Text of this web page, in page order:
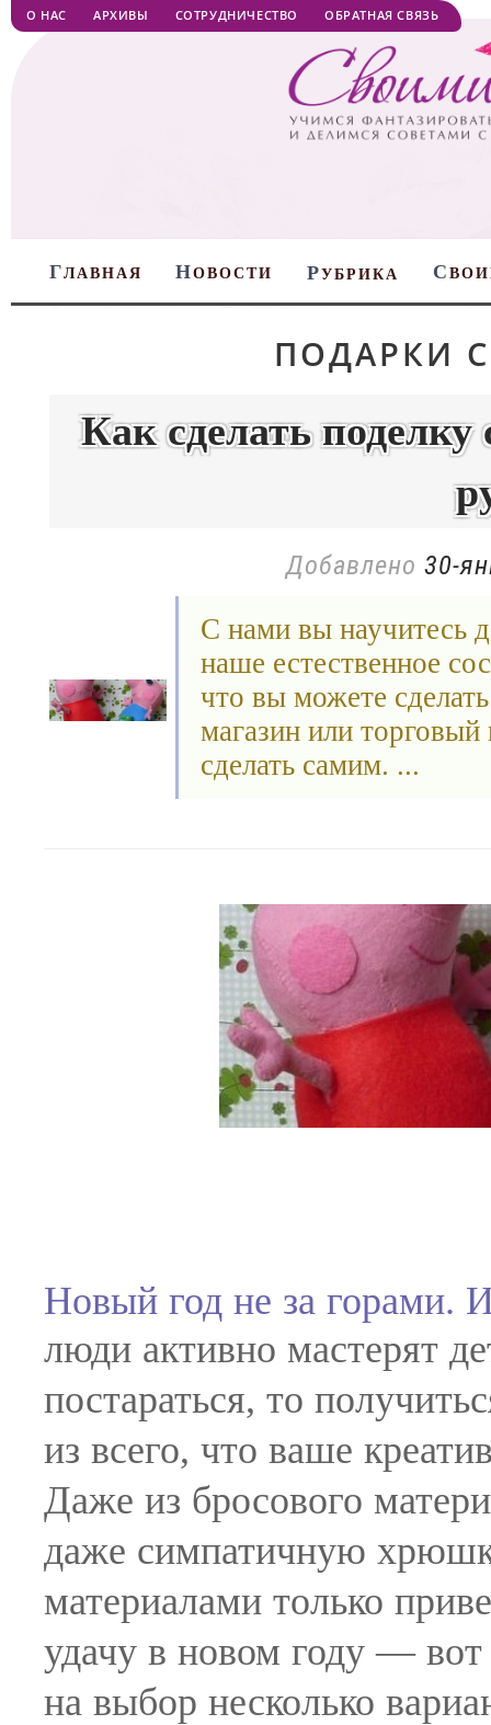
О НАС АРХИВЫ СОТРУДНИЧЕСТВО ОБРАТНАЯ СВЯЗЬ
ГЛАВНАЯ НОВОСТИ РУБРИКА С
ПОДАРКИ
Как сделать
Добавлено 30-
С нами вы научитесь
наше естественное
что вы можете
магазин или
сделать самим. ...
Новый год не за горами.
люди активно мастерят
постараться, то
из всего, что ваше
Даже из бросового
даже симпатичную
материалами только
удачу в новом году —
на выбор несколько